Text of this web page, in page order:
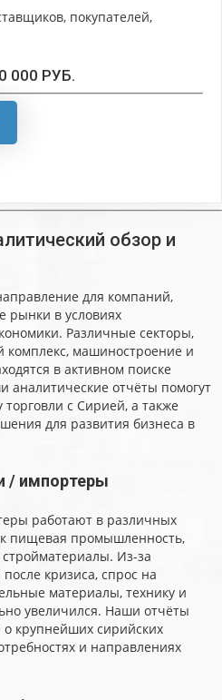
покупателей,
000 РУБ.
обзор и
для компаний,
рынки в условиях
Различные секторы,
машиностроение и
в активном поиске
отчёты помогут
с Сирией, а также
для развития бизнеса в
/ импортеры
работают в различных
пищевая промышленность,
Из-за
кризиса, спрос на
материалы, технику и
увеличился. Наши отчёты
крупнейших сирийских
и направлениях